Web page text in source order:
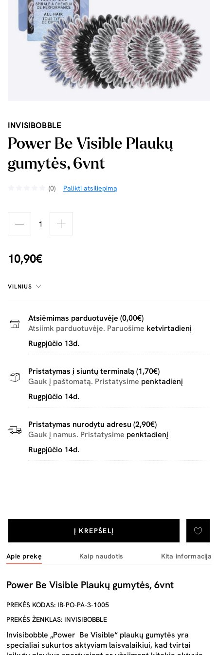
INVISIBOBBLE
Power Be Visible Plaukų
gumytės, 6vnt
(0) Palikti atsiliepimą
10,90€
Į KREPŠELĮ
VILNIUS
Atsiėmimas parduotuvėje (0,00€)
Atsiimk parduotuvėje. Paruošime ketvirtadienį
Rugpjūčio 13d.
Pristatymas į siuntų terminalą (1,70€)
Gauk į paštomatą. Pristatysime penktadienį
Rugpjūčio 14d.
Pristatymas nurodytu adresu (2,90€)
Gauk į namus. Pristatysime penktadienį
Rugpjūčio 14d.
Apie prekę Kaip naudotis Kita informacija
Power Be Visible Plaukų gumytės, 6vnt
PREKĖS KODAS: IB-PO-PA-3-1005
PREKĖS ŽENKLAS: INVISIBOBBLE
Invisibobble „Power Be Visible“ plaukų gumytės yra
specialiai sukurtos aktyviam laisvalaikiui, kad tvirtai